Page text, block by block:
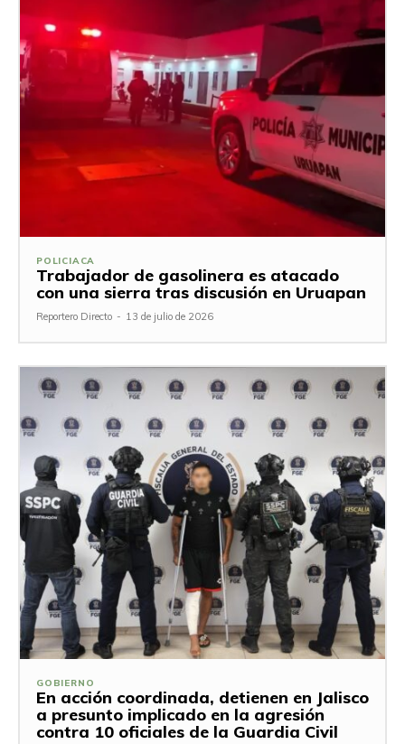
POLICIACA
Trabajador de gasolinera es atacado
con una sierra tras discusión en Uruapan
Reportero Directo - 13 de julio de 2026
GOBIERNO
En acción coordinada, detienen en Jalisco
a presunto implicado en la agresión
contra 10 oficiales de la Guardia Civil